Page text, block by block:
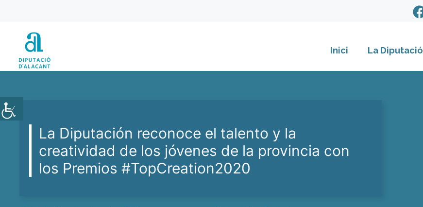
contingut
Inici La Diputació
La Diputación reconoce el talento y la
creatividad de los jóvenes de la provincia con
los Premios #TopCreation2020